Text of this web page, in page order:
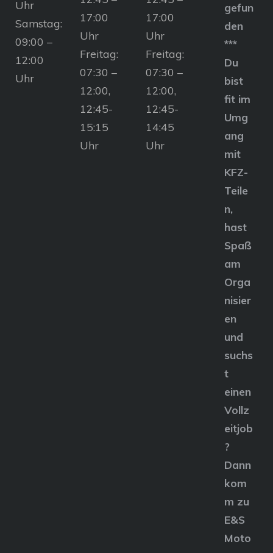
Uhr
Samstag:
09:00 –
12:00
Uhr
17:00
Uhr
Freitag:
07:30 –
12:00,
12:45-
15:15
Uhr
17:00
Uhr
Freitag:
07:30 –
12:00,
12:45-
14:45
Uhr
gefun
den
***
Du
bist
fit im
Umg
ang
mit
KFZ-
Teile
n,
hast
Spaß
am
Orga
nisier
en
und
suchs
t
einen
Vollz
eitjob
?
Dann
kom
m zu
E&S
Moto